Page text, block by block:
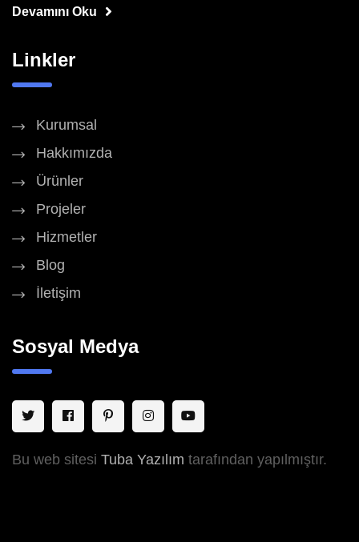
Devamını Oku
Linkler
Kurumsal
Hakkımızda
Ürünler
Projeler
Hizmetler
Blog
İletişim
Sosyal Medya
Bu web sitesi Tuba Yazılım tarafından yapılmıştır.